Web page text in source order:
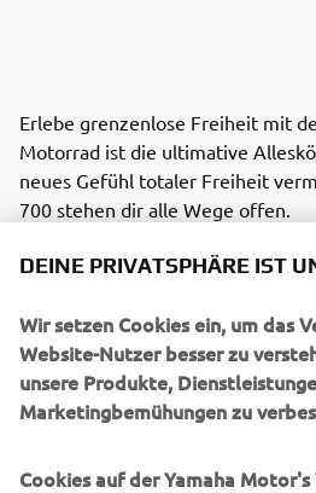
Erlebe grenzenlose Freiheit mit
Motorrad ist die ultimative
neues Gefühl totaler Freiheit
700 stehen dir alle Wege offen.
TÉNÉRÉ 700
DEINE PRIVATSPHÄRE IST
Wir setzen Cookies ein, um das
Website-Nutzer besser zu
unsere Produkte,
Marketingbemühungen zu
Cookies auf der Yamaha